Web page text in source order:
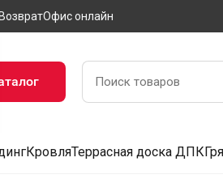
ВозвратОфис онлайн
КровляТеррасная доска ДПК